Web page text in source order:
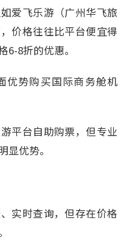
爱飞乐游（广州华飞旅
价格往往比平台便宜得
6-8折的优惠。
优势购买国际商务舱机
平台自助购票，但专业
显优势。
实时查询，但存在价格